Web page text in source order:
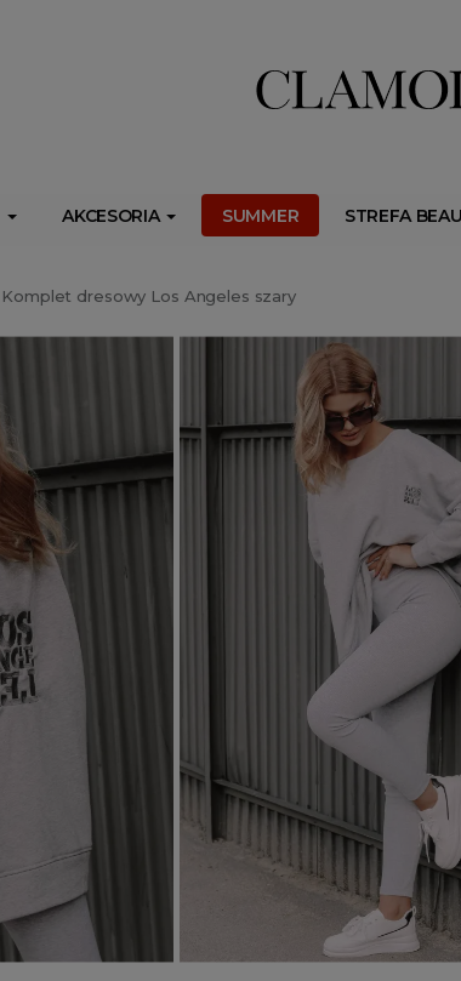
AKCESORIA SUMMER STREFA
Komplet dresowy Los Angeles szary